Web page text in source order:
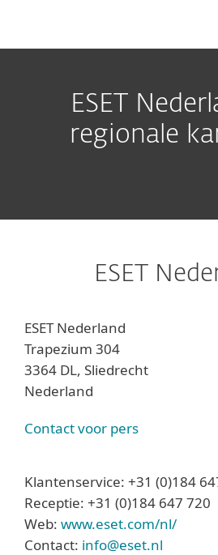
ESET
regionale
ESET
ESET Nederland
Trapezium 304
3364 DL, Sliedrecht
Nederland
Contact voor pers
Klantenservice: +31 (0)184
Receptie: +31 (0)184 647 720
Web: www.eset.com/nl/
Contact: info@eset.nl